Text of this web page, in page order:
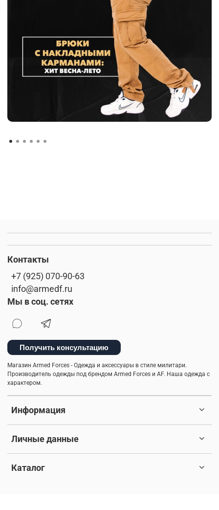
Информация
Личные данные
Каталог
Контакты
+7 (925) 070-90-63
info@armedf.ru
Мы в соц. сетях
Получить консультацию
Магазин Armed Forces - Одежда и аксессуары в стиле милитари.
Производитель одежды под брендом Armed Forces и AF. Наша одежда с
характером.